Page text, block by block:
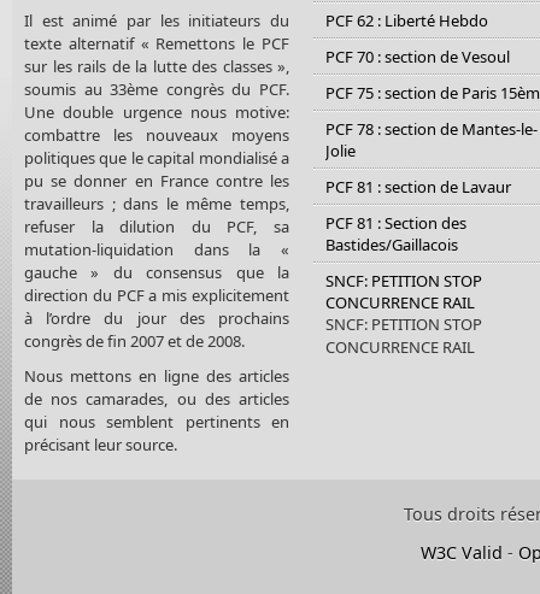
Il est animé par les initiateurs du
texte alternatif « Remettons le PCF
sur les rails de la lutte des classes »,
soumis au 33ème congrès du PCF.
Une double urgence nous motive:
combattre les nouveaux moyens
politiques que le capital mondialisé a
pu se donner en France contre les
travailleurs ; dans le même temps,
refuser la dilution du PCF, sa
mutation-liquidation dans la «
gauche » du consensus que la
direction du PCF a mis explicitement
à l’ordre du jour des prochains
congrès de fin 2007 et de 2008.
Nous mettons en ligne des articles
de nos camarades, ou des articles
qui nous semblent pertinents en
précisant leur source.
PCF 62 : Liberté Hebdo
PCF 70 : section de Vesoul
PCF 75 : section de Paris
PCF 78 : section de Mantes-le-
Jolie
PCF 81 : section de Lavaur
PCF 81 : Section des
Bastides/Gaillacois
SNCF: PETITION STOP
CONCURRENCE RAIL
SNCF: PETITION STOP
CONCURRENCE RAIL
Tous droits
W3C Valid -